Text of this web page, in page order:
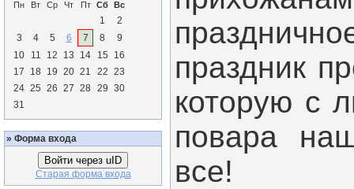
Пн Вт Ср Чт Пт Сб Вс
1
2
3
4 5 6 7 8
9
10
11 12 13 14 15
16
17
18 19 20 21 22 23
24 25 26 27 28 29 30
31
» Форма входа
Войти через uID
Старая форма входа
праздник
которую с
повара
все!